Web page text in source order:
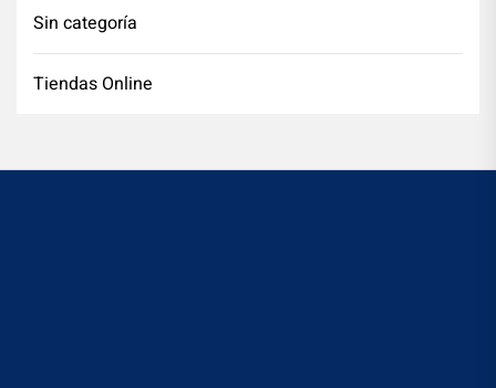
Sin categoría
Tiendas Online